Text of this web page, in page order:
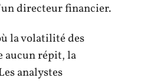
directeur financier.
la volatilité des
aucun répit, la
analystes